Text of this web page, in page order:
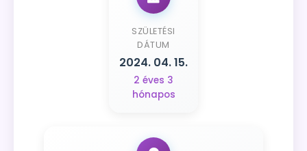
SZÜLETÉSI
DÁTUM
2024. 04. 15.
2 éves 3
hónapos